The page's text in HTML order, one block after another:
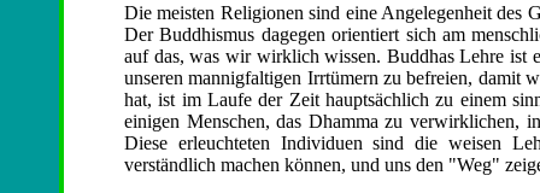
Die meisten Religionen sind eine Angelegenheit des
Der Buddhismus dagegen orientiert sich am
auf das, was wir wirklich wissen. Buddhas Lehre ist
unseren mannigfaltigen Irrtümern zu befreien, damit
hat, ist im Laufe der Zeit hauptsächlich zu einem
einigen Menschen, das Dhamma zu verwirklichen,
Diese erleuchteten Individuen sind die weisen
verständlich machen können, und uns den "Weg"